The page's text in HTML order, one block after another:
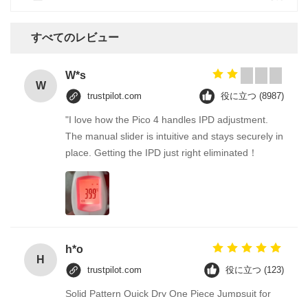
すべてのレビュー
W
W*s
trustpilot.com 役に立つ (8987)
"I love how the Pico 4 handles IPD adjustment.
The manual slider is intuitive and stays securely in
place. Getting the IPD just right eliminated！
H
h*o
trustpilot.com 役に立つ (123)
Solid Pattern Quick Dry One Piece Jumpsuit for